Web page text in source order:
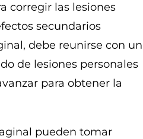
corregir las lesiones
secundarios
debe reunirse con un
de lesiones personales
para obtener la
pueden tomar